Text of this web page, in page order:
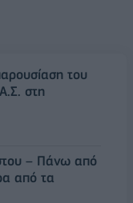
του
στη
– Πάνω από
από τα